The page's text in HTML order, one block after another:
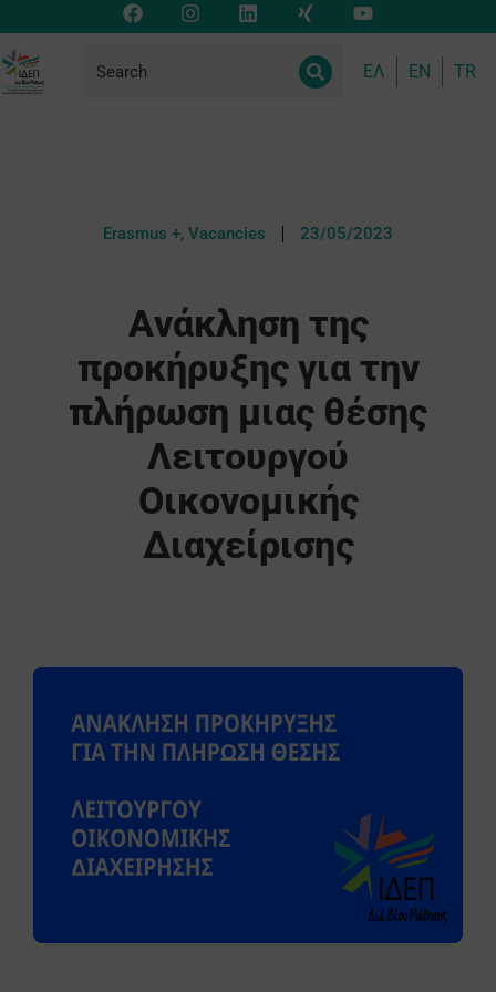
ΕΛ EN TR
Erasmus +, Vacancies 23/05/2023
Aνάκληση της
προκήρυξης για την
πλήρωση μιας θέσης
Λειτουργού
Οικονομικής
Διαχείρισης